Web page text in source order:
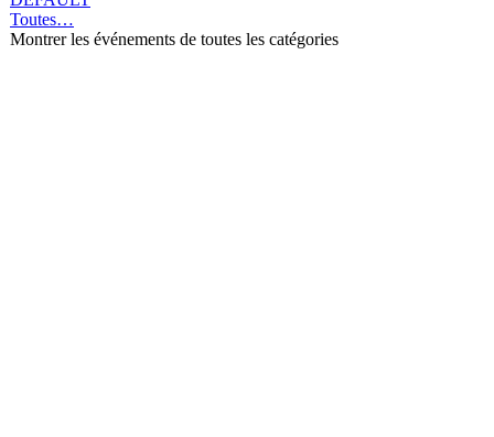
Toutes…
Montrer les événements de toutes les catégories